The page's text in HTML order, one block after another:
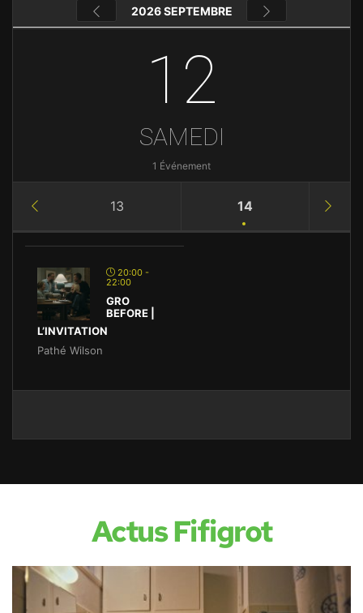
2026 SEPTEMBRE
12
SAMEDI
1 Événement
13 14
20:00 -
22:00
GRO
BEFORE |
L’INVITATION
Pathé Wilson
Actus Fifigrot